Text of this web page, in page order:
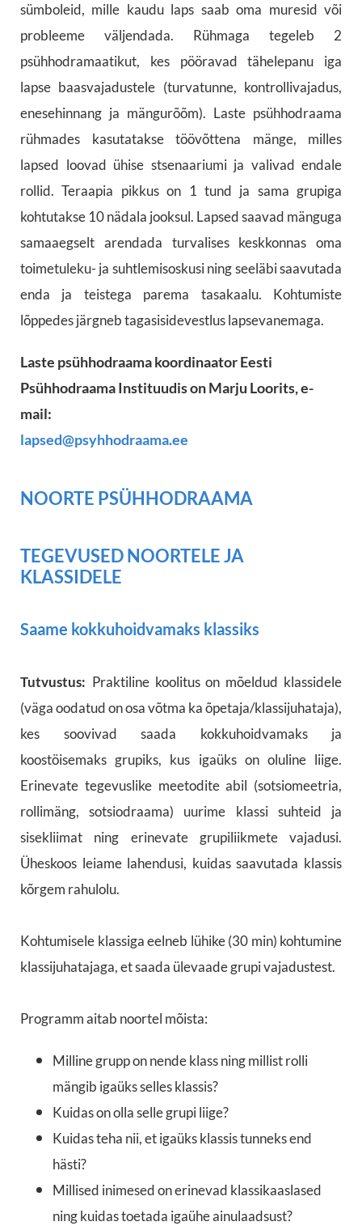
sümboleid, mille kaudu laps saab oma muresid või
probleeme väljendada. Rühmaga tegeleb 2
psühhodramaatikut, kes pööravad tähelepanu iga
lapse baasvajadustele (turvatunne, kontrollivajadus,
enesehinnang ja mängurõõm). Laste psühhodraama
rühmades kasutatakse töövõttena mänge, milles
lapsed loovad ühise stsenaariumi ja valivad endale
rollid. Teraapia pikkus on 1 tund ja sama grupiga
kohtutakse 10 nädala jooksul. Lapsed saavad mänguga
samaaegselt arendada turvalises keskkonnas oma
toimetuleku- ja suhtlemisoskusi ning seeläbi saavutada
enda ja teistega parema tasakaalu. Kohtumiste
lõppedes järgneb tagasisidevestlus lapsevanemaga.
Laste psühhodraama koordinaator Eesti
Psühhodraama Instituudis on Marju Loorits, e-
mail:
lapsed@psyhhodraama.ee
NOORTE PSÜHHODRAAMA
TEGEVUSED NOORTELE JA
KLASSIDELE
Saame kokkuhoidvamaks klassiks
Tutvustus: Praktiline koolitus on mõeldud klassidele
(väga oodatud on osa võtma ka õpetaja/klassijuhataja),
kes soovivad saada kokkuhoidvamaks ja
koostöisemaks grupiks, kus igaüks on oluline liige.
Erinevate tegevuslike meetodite abil (sotsiomeetria,
rollimäng, sotsiodraama) uurime klassi suhteid ja
sisekliimat ning erinevate grupiliikmete vajadusi.
Üheskoos leiame lahendusi, kuidas saavutada klassis
kõrgem rahulolu.
Kohtumisele klassiga eelneb lühike (30 min) kohtumine
klassijuhatajaga, et saada ülevaade grupi vajadustest.
Programm aitab noortel mõista:
Milline grupp on nende klass ning millist rolli
mängib igaüks selles klassis?
Kuidas on olla selle grupi liige?
Kuidas teha nii, et igaüks klassis tunneks end
hästi?
Millised inimesed on erinevad klassikaaslased
ning kuidas toetada igaühe ainulaadsust?